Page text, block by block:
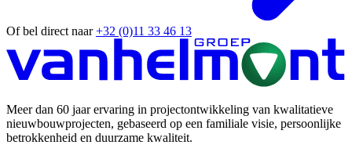
Of bel direct naar+32 (0)11 33 46 13
Meer dan 60 jaar ervaring in projectontwikkeling van kwalitatieve
nieuwbouwprojecten, gebaseerd op een familiale visie, persoonlijke
betrokkenheid en duurzame kwaliteit.